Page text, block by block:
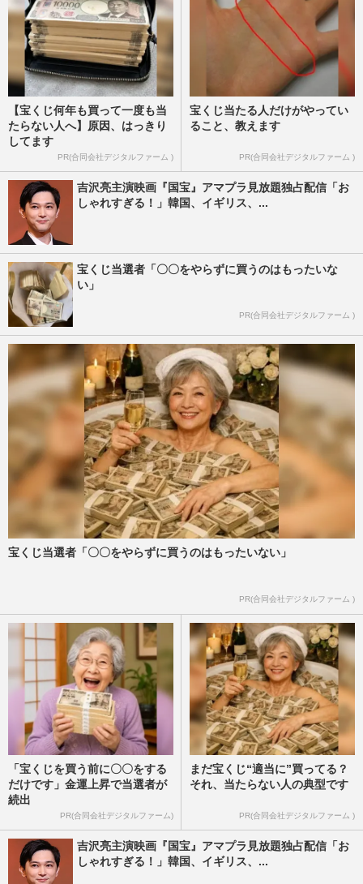
【宝くじ何年も買って一度も当
たらない人へ】原因、はっきり
してます
PR(合同会社デジタルファーム )
宝くじ当たる人だけがやってい
ること、教えます
PR(合同会社デジタルファーム )
吉沢亮主演映画『国宝』アマプラ見放題独占配信「お
しゃれすぎる！」韓国、イギリス、...
宝くじ当選者「〇〇をやらずに買うのはもったいな
い」
PR(合同会社デジタルファーム )
宝くじ当選者「〇〇をやらずに買うのはもったいない」
PR(合同会社デジタルファーム )
「宝くじを買う前に〇〇をする
だけです」金運上昇で当選者が
続出
PR(合同会社デジタルファーム)
まだ宝くじ“適当に”買ってる？
それ、当たらない人の典型です
PR(合同会社デジタルファーム )
吉沢亮主演映画『国宝』アマプラ見放題独占配信「お
しゃれすぎる！」韓国、イギリス、...